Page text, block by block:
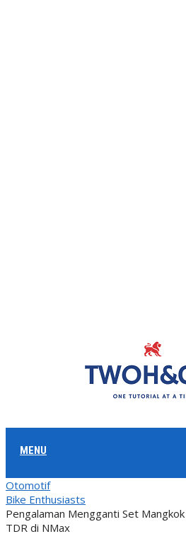
MENU
Otomotif
Bike Enthusiasts
Pengalaman Mengganti Set
TDR di NMax